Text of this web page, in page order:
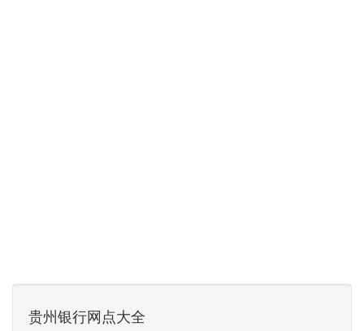
贵州银行网点大全